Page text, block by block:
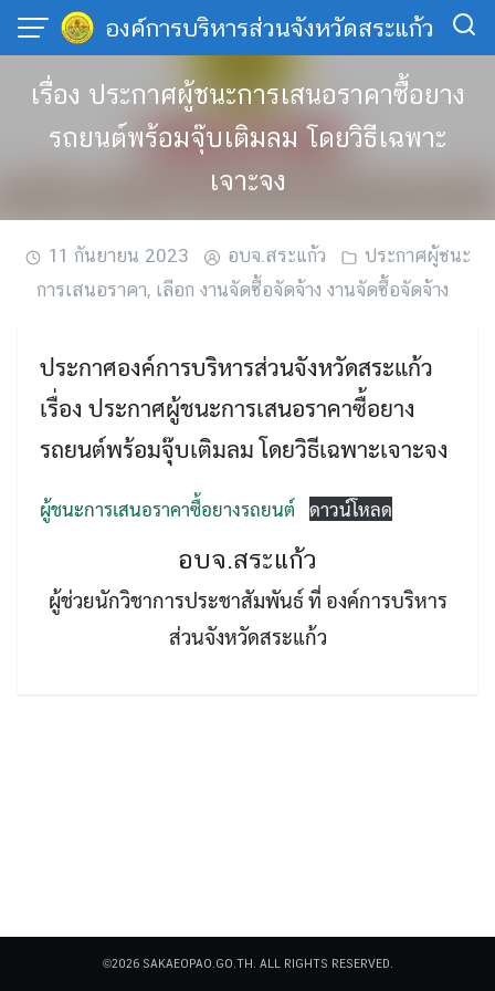
Skip
content
องค์การบริหารส่วนจังหวัดสระแก้ว
เรื่อง ประกาศผู้ชนะการเสนอราคาซื้อยาง
รถยนต์พร้อมจุ๊บเติมลม โดยวิธีเฉพาะ
เจาะจง
11 กันยายน 2023 อบจ.สระแก้ว
ประกาศผู้ชนะ
การเสนอราคา, เลือก งานจัดซื้อจัดจ้าง งานจัดซื้อจัดจ้าง
ประกาศองค์การบริหารส่วนจังหวัดสระแก้ว
เรื่อง ประกาศผู้ชนะการเสนอราคาซื้อยาง
รถยนต์พร้อมจุ๊บเติมลม โดยวิธีเฉพาะเจาะจง
ผู้ชนะการเสนอราคาซื้อยางรถยนต์ ดาวน์โหลด
อบจ.สระแก้ว
ผู้ช่วยนักวิชาการประชาสัมพันธ์ ที่ องค์การบริหาร
ส่วนจังหวัดสระแก้ว
©2026 SAKAEOPAO.GO.TH. ALL RIGHTS RESERVED.